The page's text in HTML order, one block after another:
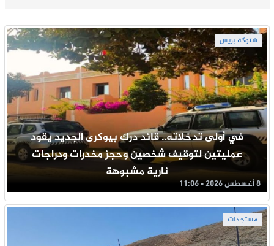
شتوكة بريس
في أولى تدخلاته.. قائد درك بيوكرى الجديد يقود
عمليتين لتوقيف شخصين وحجز مخدرات ودراجات
نارية مشبوهة
8 أغسطس 2026 - 11:06
مستجدات